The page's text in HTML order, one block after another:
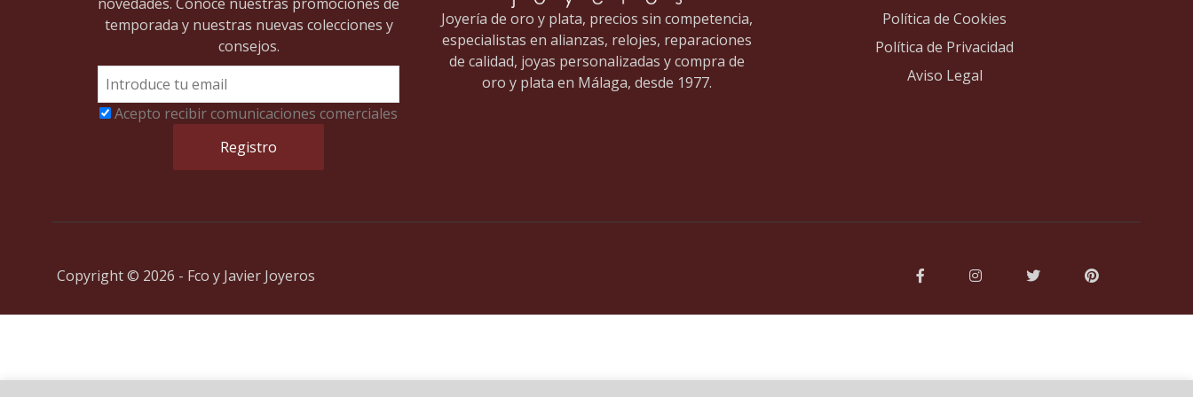
temporada y nuestras nuevas colecciones y
consejos.
Acepto recibir comunicaciones comerciales
Joyería de oro y plata, precios sin competencia,
especialistas en alianzas, relojes, reparaciones
de calidad, joyas personalizadas y compra de
oro y plata en Málaga, desde 1977.
Política de Cookies
Política de Privacidad
Aviso Legal
Copyright © 2026 - Fco y Javier Joyeros